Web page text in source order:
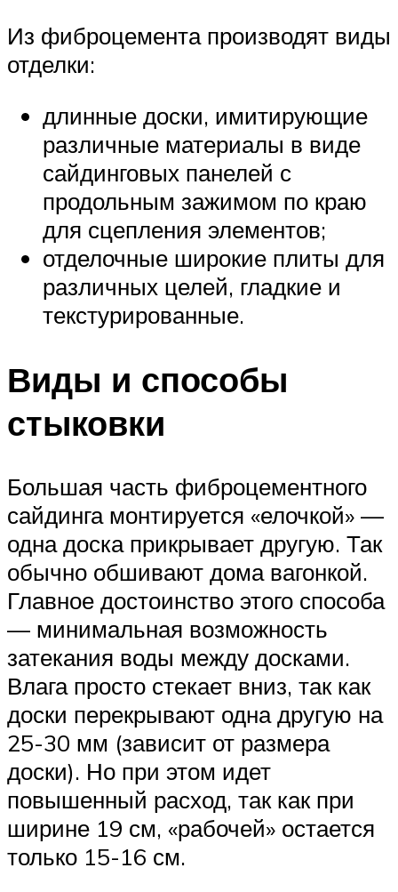
Из фиброцемента производят виды
отделки:
длинные доски, имитирующие
различные материалы в виде
сайдинговых панелей с
продольным зажимом по краю
для сцепления элементов;
отделочные широкие плиты для
различных целей, гладкие и
текстурированные.
Виды и способы
стыковки
Большая часть фиброцементного
сайдинга монтируется «елочкой» —
одна доска прикрывает другую. Так
обычно обшивают дома вагонкой.
Главное достоинство этого способа
— минимальная возможность
затекания воды между досками.
Влага просто стекает вниз, так как
доски перекрывают одна другую на
25-30 мм (зависит от размера
доски). Но при этом идет
повышенный расход, так как при
ширине 19 см, «рабочей» остается
только 15-16 см.